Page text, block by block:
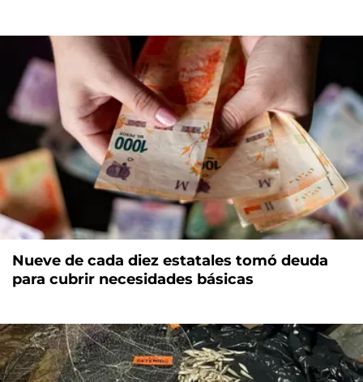
Nueve de cada diez estatales tomó deuda
para cubrir necesidades básicas